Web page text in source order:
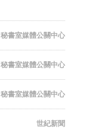
秘書室媒體公關中心
秘書室媒體公關中心
秘書室媒體公關中心
世紀新聞